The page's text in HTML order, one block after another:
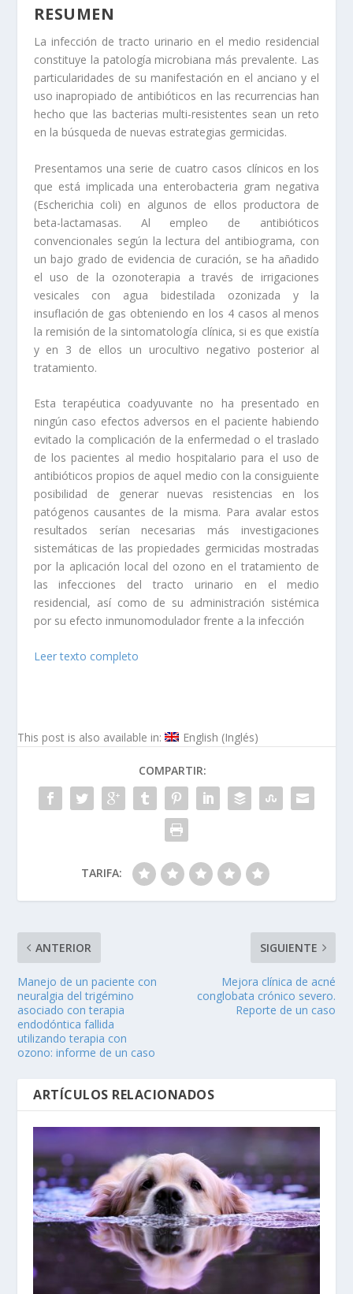
RESUMEN
La infección de tracto urinario en el medio residencial
constituye la patología microbiana más prevalente. Las
particularidades de su manifestación en el anciano y el
uso inapropiado de antibióticos en las recurrencias han
hecho que las bacterias multi-resistentes sean un reto
en la búsqueda de nuevas estrategias germicidas.
Presentamos una serie de cuatro casos clínicos en los
que está implicada una enterobacteria gram negativa
(Escherichia coli) en algunos de ellos productora de
beta-lactamasas. Al empleo de antibióticos
convencionales según la lectura del antibiograma, con
un bajo grado de evidencia de curación, se ha añadido
el uso de la ozonoterapia a través de irrigaciones
vesicales con agua bidestilada ozonizada y la
insuflación de gas obteniendo en los 4 casos al menos
la remisión de la sintomatología clínica, si es que existía
y en 3 de ellos un urocultivo negativo posterior al
tratamiento.
Esta terapéutica coadyuvante no ha presentado en
ningún caso efectos adversos en el paciente habiendo
evitado la complicación de la enfermedad o el traslado
de los pacientes al medio hospitalario para el uso de
antibióticos propios de aquel medio con la consiguiente
posibilidad de generar nuevas resistencias en los
patógenos causantes de la misma. Para avalar estos
resultados serían necesarias más investigaciones
sistemáticas de las propiedades germicidas mostradas
por la aplicación local del ozono en el tratamiento de
las infecciones del tracto urinario en el medio
residencial, así como de su administración sistémica
por su efecto inmunomodulador frente a la infección
Leer texto completo
This post is also available in: English (Inglés)
COMPARTIR:
TARIFA:
ANTERIOR
Manejo de un paciente con
neuralgia del trigémino
asociado con terapia
endodóntica fallida
utilizando terapia con
ozono: informe de un caso
SIGUIENTE
Mejora clínica de acné
conglobata crónico severo.
Reporte de un caso
ARTÍCULOS RELACIONADOS